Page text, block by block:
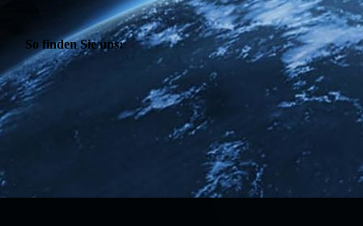
So finden Sie uns: